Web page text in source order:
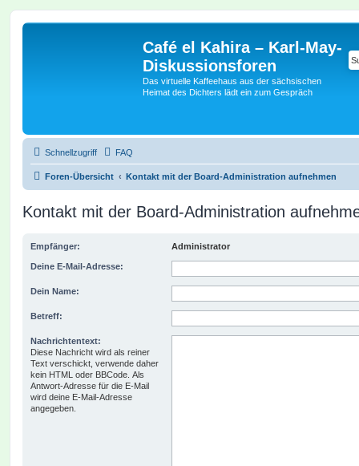
Café el Kahira – Karl-May-
Diskussionsforen
Das virtuelle Kaffeehaus aus der sächsischen
Heimat des Dichters lädt ein zum Gespräch
Schnellzugriff FAQ
Foren-Übersicht Kontakt mit der Board-Administration aufnehmen
Kontakt mit der Board-Administration
Empfänger: Administrator
Deine E-Mail-Adresse:
Dein Name:
Betreff:
Nachrichtentext:
Diese Nachricht wird als reiner
Text verschickt, verwende daher
kein HTML oder BBCode. Als
Antwort-Adresse für die E-Mail
wird deine E-Mail-Adresse
angegeben.